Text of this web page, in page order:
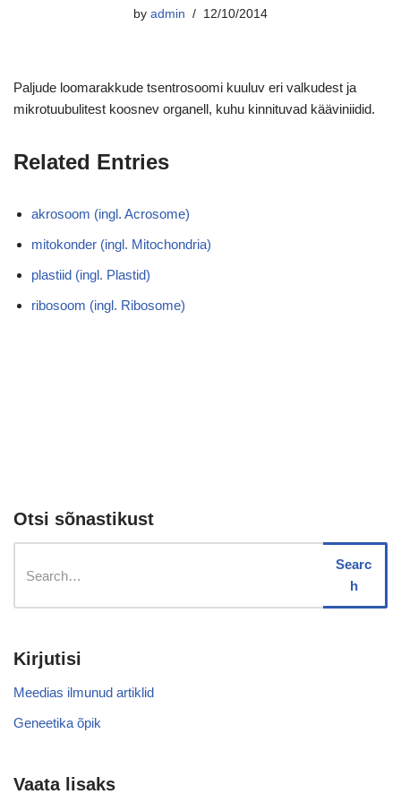
by admin 12/10/2014
Paljude loomarakkude tsentrosoomi kuuluv eri valkudest ja
mikrotuubulitest koosnev organell, kuhu kinnituvad kääviniidid.
Related Entries
akrosoom (ingl. Acrosome)
mitokonder (ingl. Mitochondria)
plastiid (ingl. Plastid)
ribosoom (ingl. Ribosome)
Otsi sõnastikust
Searc
h
Kirjutisi
Meedias ilmunud artiklid
Geneetika õpik
Vaata lisaks